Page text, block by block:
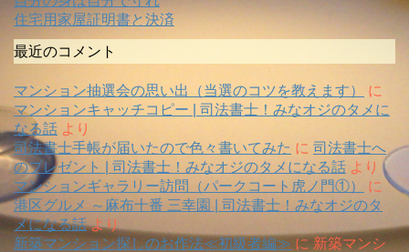
住宅用家屋証明書と決済
最近のコメント
マンション抽選会の思い出（当選のコツを教えます）
に
マンションキャッチコピー | 司法書士！みなオジのタメに
なる話 より
司法書士手帳が届いたので色々書いてみた に 司法書士へ
のプレゼント | 司法書士！みなオジのタメになる話 より
マンションギャラリー訪問（パークコート虎ノ門①）
に
港区グルメ ～麻布十番 三幸園 | 司法書士！みなオジのタ
メになる話より
新築マンション探しのお作法≪初級者編≫ に 新築マンシ